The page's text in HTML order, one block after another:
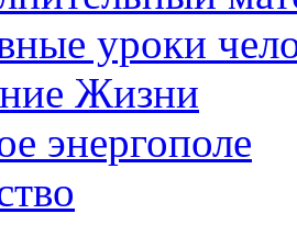
уроки
Жизни
энергополе